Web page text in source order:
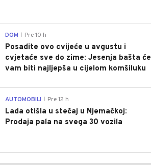
DOM Pre 10 h
Posadite ovo cvijeće u avgustu i
cvjetaće sve do zime: Jesenja bašta će
vam biti najljepša u cijelom komšiluku
AUTOMOBILI Pre 12 h
Lada otišla u stečaj u Njemačkoj:
Prodaja pala na svega 30 vozila